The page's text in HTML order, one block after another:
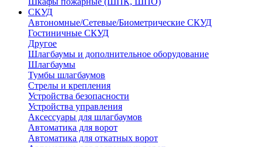
СКУД
Автономные/Сетевые/Биометрические СКУД
Гостиничные СКУД
Другое
Шлагбаумы и дополнительное оборудование
Шлагбаумы
Тумбы шлагбаумов
Стрелы и крепления
Устройства безопасности
Устройства управления
Аксессуары для шлагбаумов
Автоматика для ворот
Автоматика для откатных ворот